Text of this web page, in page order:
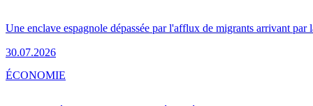
Une enclave espagnole dépassée par l'afflux de migrants arrivant par
30.07.2026
ÉCONOMIE